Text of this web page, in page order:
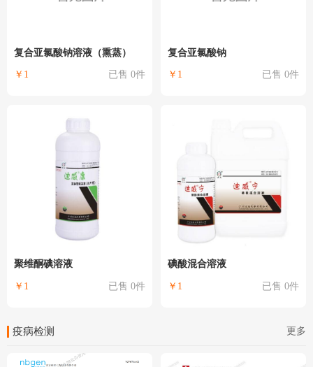
复合亚氯酸钠溶液（熏蒸）
￥1 已售 0件
复合亚氯酸钠
￥1 已售 0件
聚维酮碘溶液
￥1 已售 0件
碘酸混合溶液
￥1 已售 0件
疫病检测 更多